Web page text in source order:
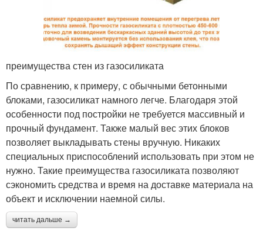
преимущества стен из газосиликата
По сравнению, к примеру, с обычными бетонными
блоками, газосиликат намного легче. Благодаря этой
особенности под постройки не требуется массивный и
прочный фундамент. Также малый вес этих блоков
позволяет выкладывать стены вручную. Никаких
специальных приспособлений использовать при этом не
нужно. Такие преимущества газосиликата позволяют
сэкономить средства и время на доставке материала на
объект и исключении наемной силы.
читать дальше →